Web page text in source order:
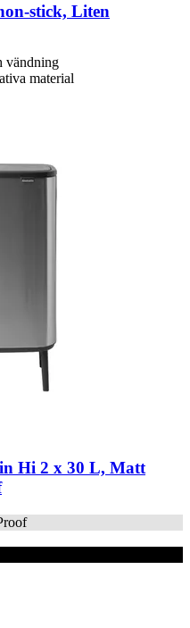
​stick, Liten
vändning
material
Hi 2 x 30 L, Matt